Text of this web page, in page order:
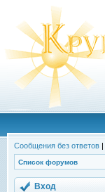
Сообщения без ответов |
Список форумов
Вход